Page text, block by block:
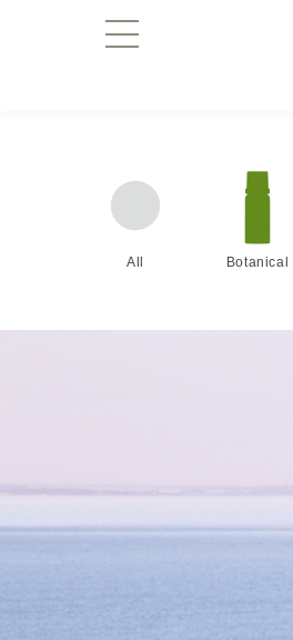
All Botanical